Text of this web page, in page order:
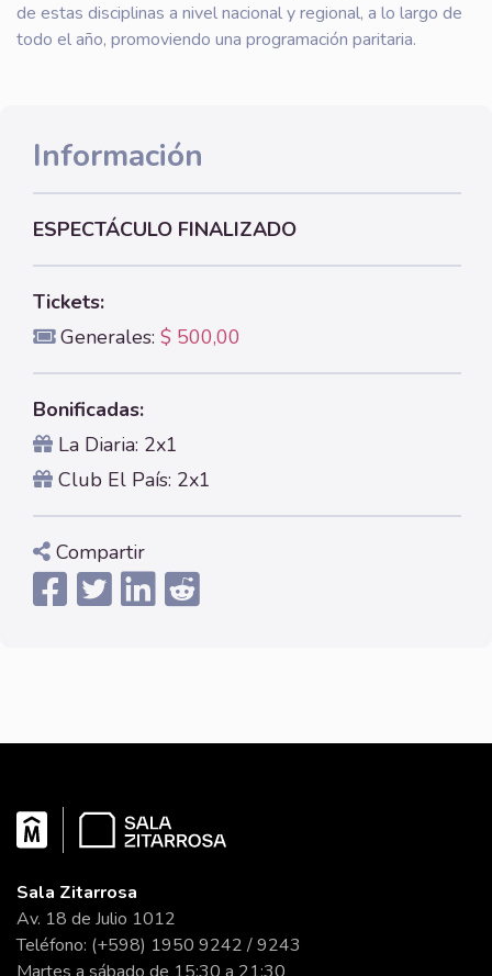
de estas disciplinas a nivel nacional y regional, a lo largo de
todo el año, promoviendo una programación paritaria.
Información
ESPECTÁCULO FINALIZADO
Tickets:
Generales: $ 500,00
Bonificadas:
La Diaria: 2x1
Club El País: 2x1
Compartir
Sala Zitarrosa
Av. 18 de Julio 1012
Teléfono: (+598) 1950 9242 / 9243